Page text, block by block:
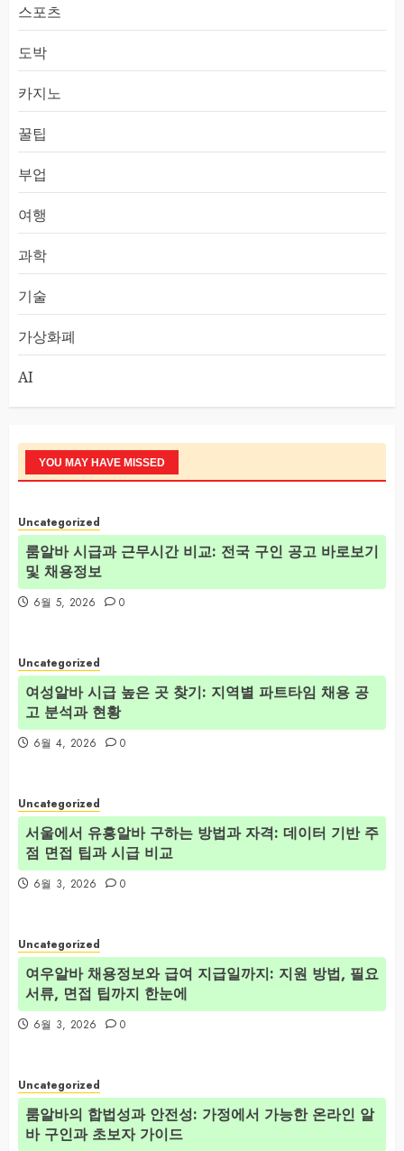
스포츠
도박
카지노
꿀팁
부업
여행
과학
기술
가상화폐
AI
YOU MAY HAVE MISSED
Uncategorized
룸알바 시급과 근무시간 비교: 전국 구인 공고 바로보기
및 채용정보
6월 5, 2026 0
Uncategorized
여성알바 시급 높은 곳 찾기: 지역별 파트타임 채용 공
고 분석과 현황
6월 4, 2026 0
Uncategorized
서울에서 유흥알바 구하는 방법과 자격: 데이터 기반 주
점 면접 팁과 시급 비교
6월 3, 2026 0
Uncategorized
여우알바 채용정보와 급여 지급일까지: 지원 방법, 필요
서류, 면접 팁까지 한눈에
6월 3, 2026 0
Uncategorized
룸알바의 합법성과 안전성: 가정에서 가능한 온라인 알
바 구인과 초보자 가이드